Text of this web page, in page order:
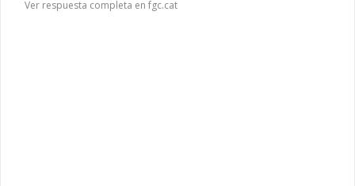
Ver respuesta completa en fgc.cat